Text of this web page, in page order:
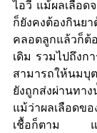
ไอวี แม้ผลเลือด
ก็ยังคงต้องกินย
คลอดลูกแล้วก็ต้
เดิม รวมไปถึงก
สามารถให้นมบุ
ยังถูกส่งผ่านทา
แม้ว่าผลเลือดขอ
เชื้อก็ตาม  แล